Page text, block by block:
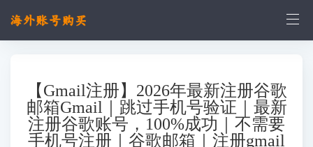
【Gmail注册】2026年最新注册谷歌
邮箱Gmail｜跳过手机号验证｜最新
注册谷歌账号，100%成功｜不需要
手机号注册｜谷歌邮箱｜注册gmail